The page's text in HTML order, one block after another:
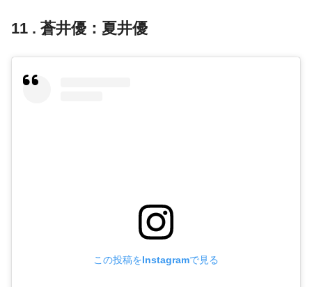
11 . 蒼井優：夏井優
この投稿をInstagramで見る